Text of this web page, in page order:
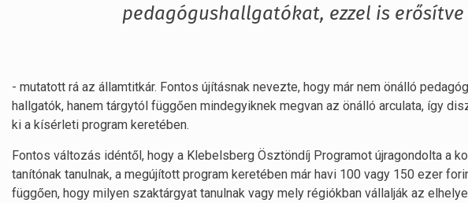
pedagógushallgatókat, ezzel is
- mutatott rá az államtitkár. Fontos újításnak nevezte, hogy már nem önálló
hallgatók, hanem tárgytól függően mindegyiknek megvan az önálló arculata, így
ki a kísérleti program keretében.
Fontos változás idéntől, hogy a Klebelsberg Ösztöndíj Programot újragondolta a
tanítónak tanulnak, a megújított program keretében már havi 100 vagy 150 ezer
függően, hogy milyen szaktárgyat tanulnak vagy mely régiókban vállalják az